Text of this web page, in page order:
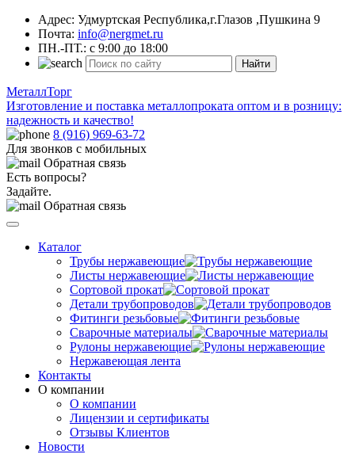
Адрес: Удмуртская Республика,г.Глазов ,Пушкина 9
Почта: info@nergmet.ru
ПН.-ПТ.: с 9:00 до 18:00
Найти
МеталлТорг
Изготовление и поставка металлопроката оптом и в розницу:
надежность и качество!
8 (916) 969-63-72
Для звонков с мобильных
Обратная связь
Есть вопросы?
Задайте.
Обратная связь
Каталог
Трубы нержавеющие
Листы нержавеющие
Сортовой прокат
Детали трубопроводов
Фитинги резьбовые
Сварочные материалы
Рулоны нержавеющие
Нержавеющая лента
Контакты
О компании
О компании
Лицензии и сертификаты
Отзывы Клиентов
Новости